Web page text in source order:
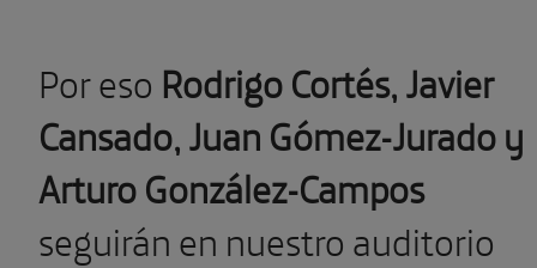
Por eso Rodrigo Cortés, Javier
Cansado, Juan Gómez-Jurado y
Arturo González-Campos
seguirán en nuestro auditorio